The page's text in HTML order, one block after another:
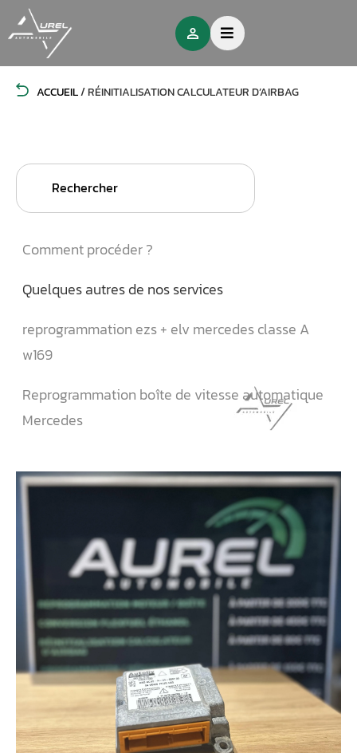
ACCUEIL/RÉINITIALISATION CALCULATEUR D’AIRBAG
Search
Comment procéder ?
Quelques autres de nos services
reprogrammation ezs + elv mercedes classe A
w169
Reprogrammation boîte de vitesse automatique
Mercedes